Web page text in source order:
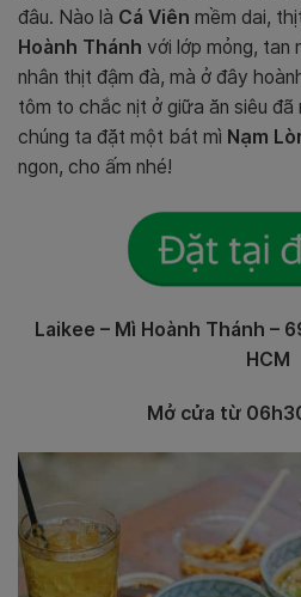
đâu. Nào là Cá Viên mềm dai,
Hoành Thánh với lớp mỏng, tan
nhân thịt đậm đà, mà ở đây
tôm to chắc nịt ở giữa ăn siêu đã
chúng ta đặt một bát mì Nạm
ngon, cho ấm nhé!
Laikee – Mì Hoành Thánh –
HCM
Mở cửa từ